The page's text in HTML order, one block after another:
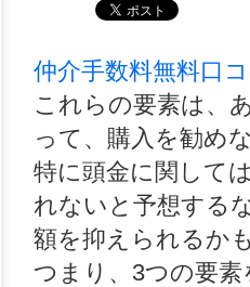
仲介手数料無料口
これらの要素は、
って、購入を勧め
特に頭金に関して
れないと予想する
額を抑えられるか
つまり、3つの要